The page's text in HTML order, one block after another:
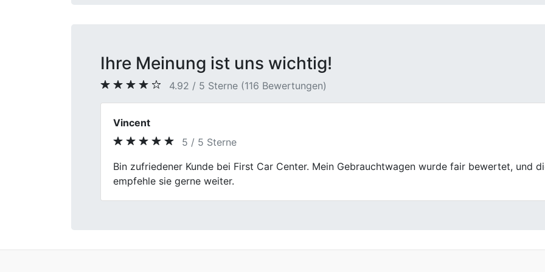
Ihre Meinung ist uns wichtig!
4.92 / 5 Sterne (116 Bewertungen)
Daniela S.
5 / 5 Sterne
Alles top.